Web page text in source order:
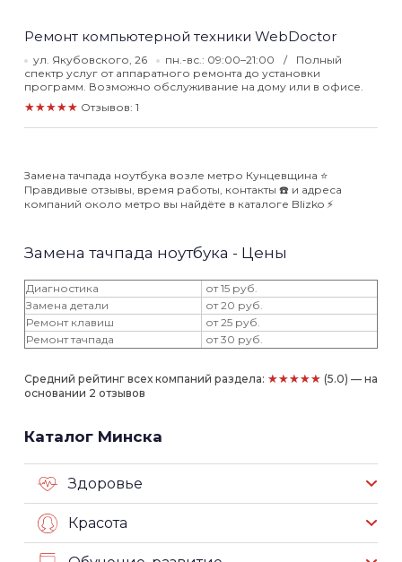
Ремонт компьютерной техники WebDoctor
ул. Якубовского, 26 пн.-вс.: 09:00–21:00
Полный
спектр услуг от аппаратного ремонта до установки
программ. Возможно обслуживание на дому или в офисе.
★★★★★ Отзывов: 1
Замена тачпада ноутбука возле метро Кунцевщина ⭐️
Правдивые отзывы, время работы, контакты ☎️ и адреса
компаний около метро вы найдёте в каталоге Blizko ⚡️
Замена тачпада ноутбука - Цены
Диагностика
от 15 руб.
Замена детали
от 20 руб.
Ремонт клавиш
от 25 руб.
Ремонт тачпада
от 30 руб.
Средний рейтинг всех компаний раздела: ★★★★★ (5.0) — на
основании 2 отзывов
Каталог Минска
Здоровье
Красота